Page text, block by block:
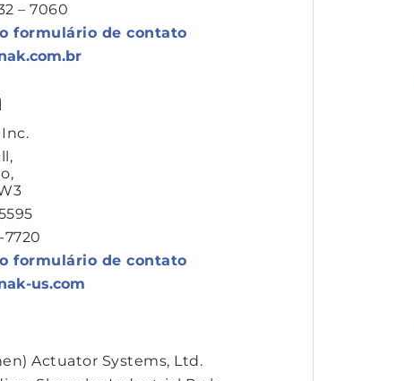
– 7060
formulário de contato
7720
formulário de contato
us.com
Actuator Systems, Ltd.